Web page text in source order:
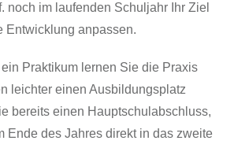
noch im laufenden Schuljahr Ihr Ziel
Entwicklung anpassen.
Praktikum lernen Sie die Praxis
leichter einen Ausbildungsplatz
bereits einen Hauptschulabschluss,
Ende des Jahres direkt in das zweite